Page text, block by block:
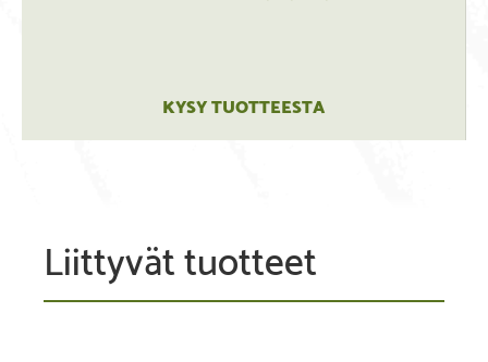
KYSY TUOTTEESTA
Liittyvät tuotteet